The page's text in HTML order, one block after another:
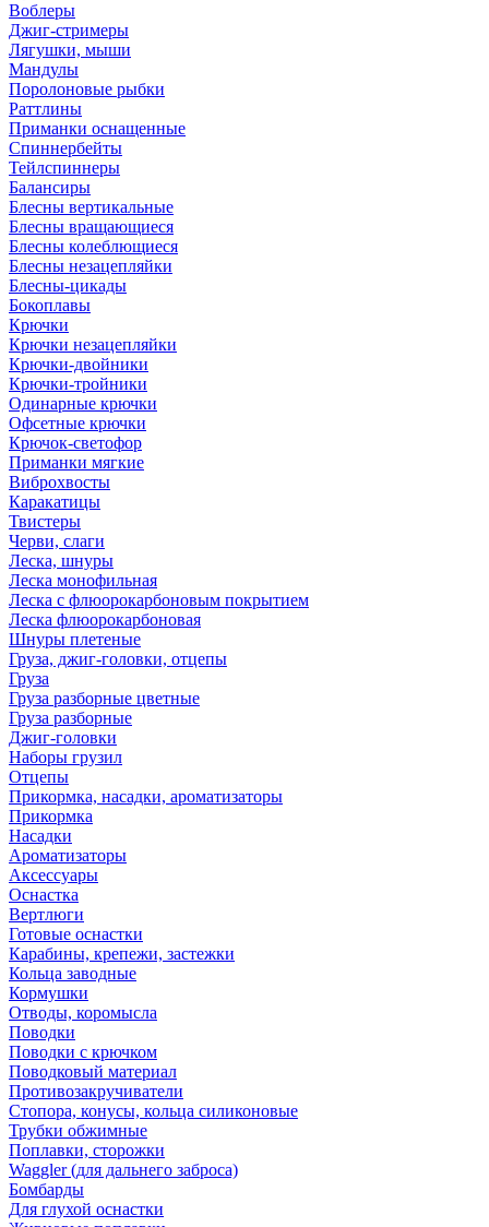
Воблеры
Джиг-стримеры
Лягушки, мыши
Мандулы
Поролоновые рыбки
Раттлины
Приманки оснащенные
Спиннербейты
Тейлспиннеры
Балансиры
Блесны вертикальные
Блесны вращающиеся
Блесны колеблющиеся
Блесны незацепляйки
Блесны-цикады
Бокоплавы
Крючки
Крючки незацепляйки
Крючки-двойники
Крючки-тройники
Одинарные крючки
Офсетные крючки
Крючок-светофор
Приманки мягкие
Виброхвосты
Каракатицы
Твистеры
Черви, слаги
Леска, шнуры
Леска монофильная
Леска с флюорокарбоновым покрытием
Леска флюорокарбоновая
Шнуры плетеные
Груза, джиг-головки, отцепы
Груза
Груза разборные цветные
Груза разборные
Джиг-головки
Наборы грузил
Отцепы
Прикормка, насадки, ароматизаторы
Прикормка
Насадки
Ароматизаторы
Аксессуары
Оснастка
Вертлюги
Готовые оснастки
Карабины, крепежи, застежки
Кольца заводные
Кормушки
Отводы, коромысла
Поводки
Поводки с крючком
Поводковый материал
Противозакручиватели
Стопора, конусы, кольца силиконовые
Трубки обжимные
Поплавки, сторожки
Waggler (для дальнего заброса)
Бомбарды
Для глухой оснастки